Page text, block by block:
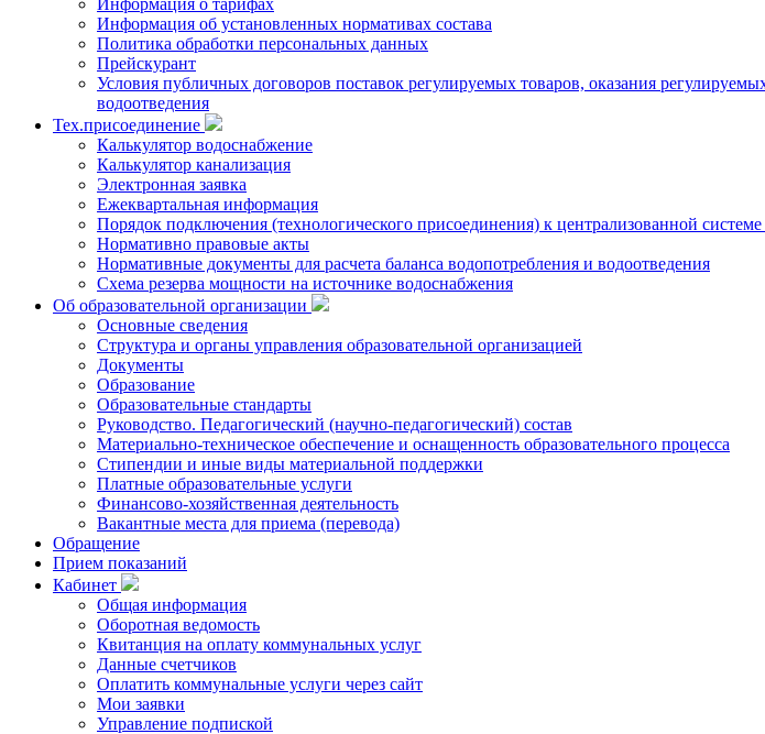
Информация о тарифах
Информация об установленных нормативах состава
Политика обработки персональных данных
Прейскурант
Условия публичных договоров поставок регулируемых товаров, оказания
водоотведения
Тех.присоединение
Калькулятор водоснабжение
Калькулятор канализация
Электронная заявка
Ежеквартальная информация
Порядок подключения (технологического присоединения) к централизованной
Нормативно правовые акты
Нормативные документы для расчета баланса водопотребления и водоотведения
Схема резерва мощности на источнике водоснабжения
Об образовательной организации
Основные сведения
Структура и органы управления образовательной организацией
Документы
Образование
Образовательные стандарты
Руководство. Педагогический (научно-педагогический) состав
Материально-техническое обеспечение и оснащенность образовательного процесса
Стипендии и иные виды материальной поддержки
Платные образовательные услуги
Финансово-хозяйственная деятельность
Вакантные места для приема (перевода)
Обращение
Прием показаний
Кабинет
Общая информация
Оборотная ведомость
Квитанция на оплату коммунальных услуг
Данные счетчиков
Оплатить коммунальные услуги через сайт
Мои заявки
Управление подпиской